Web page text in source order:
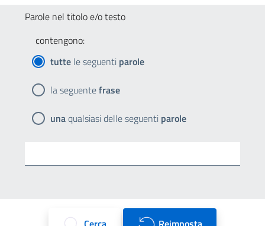
Parole nel titolo e/o testo
contengono:
tutte le seguenti parole
la seguentefrase
unaqualsiasi delle seguenti parole